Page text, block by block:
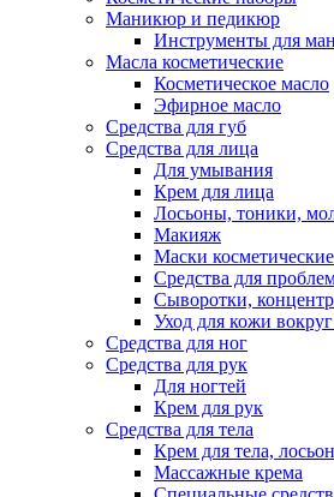
Маникюр и педикюр
Инструменты для
Масла косметические
Косметическое масло
Эфирное масло
Средства для губ
Средства для лица
Для умывания
Крем для лица
Лосьоны, тоники,
Макияж
Маски
Средства для
Сыворотки,
Уход для кожи вокруг
Средства для ног
Средства для рук
Для ногтей
Крем для рук
Средства для тела
Крем для тела,
Массажные крема